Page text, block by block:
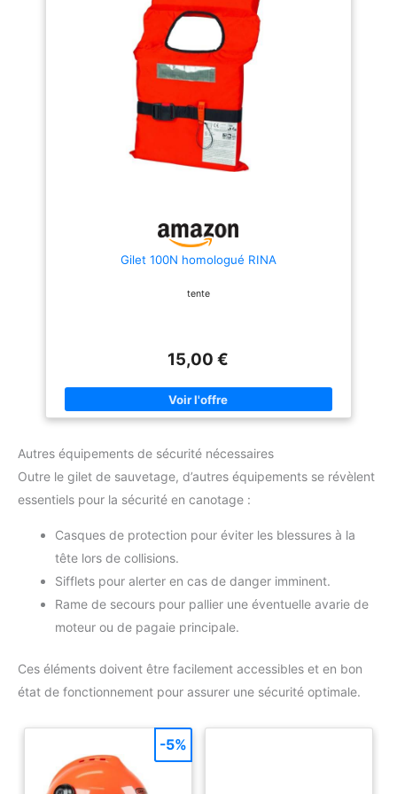
répartition optimale du poids et
réduit la fatigue pendant des
heures d'activités de plein air.
Parfaitement adapté pour les
utilisateurs adultes qui ont
besoin d'un équipement de
sauvetage professionnel pour
une utilisation en bateau, de
stand up paddle ou d'autres
sports nautiques en plein air.
éléments essentiels à portée de
main et en toute sécurité. La
décoration longue de
conception pliante peut stocker
quelques objets à emporter
pour 30 - 50 kg, m pour 50 - 70
Gilet 100N homologué RINA
tente
15,00 €
Autres équipements de sécurité nécessaires
Outre le gilet de sauvetage, d’autres équipements se révèlent
essentiels pour la sécurité en canotage :
Casques de protection pour éviter les blessures à la
tête lors de collisions.
Sifflets pour alerter en cas de danger imminent.
Rame de secours pour pallier une éventuelle avarie de
moteur ou de pagaie principale.
Ces éléments doivent être facilement accessibles et en bon
état de fonctionnement pour assurer une sécurité optimale.
-5%